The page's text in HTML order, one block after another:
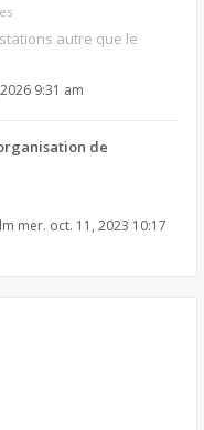
autre que le
9:31 am
de
mer. oct. 11, 2023 10:17